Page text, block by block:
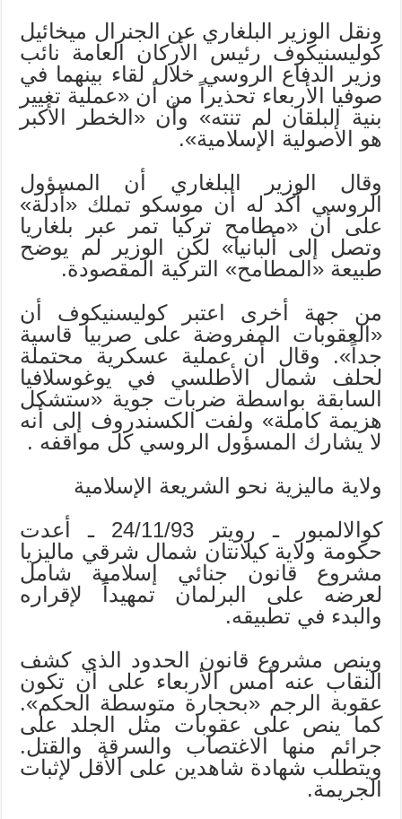
ونقل الوزير البلغاري عن الجنرال ميخائيل
كوليسنيكوف رئيس الأركان العامة نائب
وزير الدفاع الروسي خلال لقاء بينهما في
صوفيا الأربعاء تحذيراً من أن «عملية تغيير
بنية البلقان لم تنته» وأن «الخطر الأكبر
هو الأصولية الإسلامية».
وقال الوزير البلغاري أن المسؤول
الروسي أكد له أن موسكو تملك «أدلة»
على أن «مطامح تركيا تمر عبر بلغاريا
وتصل إلى ألبانيا» لكن الوزير لم يوضح
طبيعة «المطامح» التركية المقصودة.
من جهة أخرى اعتبر كوليسنيكوف أن
«العقوبات المفروضة على صربيا قاسية
جداً». وقال أن عملية عسكرية محتملة
لحلف شمال الأطلسي في يوغوسلافيا
السابقة بواسطة ضربات جوية «ستشكل
هزيمة كاملة» ولفت الكسندروف إلى أنه
لا يشارك المسؤول الروسي كل مواقفه .
ولاية ماليزية نحو الشريعة الإسلامية
كوالالمبور ـ رويتر 24/11/93 ـ أعدت
حكومة ولاية كيلانتان شمال شرقي ماليزيا
مشروع قانون جنائي إسلامية شامل
لعرضه على البرلمان تمهيداً لإقراره
والبدء في تطبيقه.
وينص مشروع قانون الحدود الذي كشف
النقاب عنه أمس الأربعاء على أن تكون
عقوبة الرجم «بحجارة متوسطة الحكم».
كما ينص على عقوبات مثل الجلد على
جرائم منها الاغتصاب والسرقة والقتل.
ويتطلب شهادة شاهدين على الأقل لإثبات
الجريمة.